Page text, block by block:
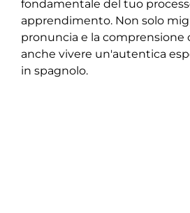
fondamentale del tuo
apprendimento. Non solo
pronuncia e la comprensione
anche vivere un'autentica
in spagnolo.